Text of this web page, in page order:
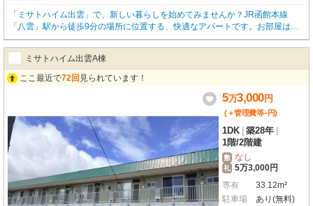
「ミサトハイム出雲」で、新しい暮らしを始めてみませんか？JR函館本線
「八雲」駅から徒歩9分の場所に位置する、快適なアパートです。お部屋は
広々とした1DK、専有面積は33.12m²あり、お一人暮らしはもちろん、お二人
での新生活にもゆとりをもたらしてくれます。東向きなので、気持ちの良い朝
陽で一日をスタートできますよ。嬉しいポイントは、敷金0円で初期費用を抑
えられること。さらに、無料駐車場が完備されているので、お車をお持ちの方
も安心です。室内にはバス・トイレ別、独立洗面台、温水洗浄トイレといった
水回りの設備が充実しており、日々の生活を快適にサポート。寒い冬も安心の
灯油暖房や、荷物の収納に便利な物置も備わっています。周辺にはスーパーや
コンビニ、郵便局、銀行、図書館などが徒歩圏内に揃い、生活利便性も抜群。
小学校も近く、子育て世代にも優しい環境です。このお部屋で、あなたらしい
素敵な毎日を始めてみませんか？
ミサトハイム出雲A棟
ここ最近で72回 見られています！
5万3,000円
(＋管理費等-円)
1DK 築28年
1階/2階建
敷 なし
礼 5万3,000円
専有
33.12m²
駐車場
あり(無料)